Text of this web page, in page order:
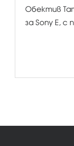
Обектив
за Sony E, с